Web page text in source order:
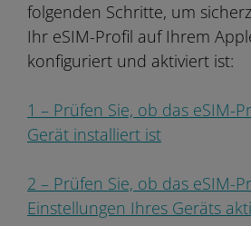
folgenden Schritte, um
Ihr eSIM-Profil auf Ihrem
konfiguriert und aktiviert ist:
1 – Prüfen Sie, ob das eSIM-
Gerät installiert ist
2 – Prüfen Sie, ob das eSIM-
Einstellungen Ihres Geräts